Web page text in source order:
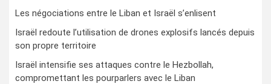
Les négociations entre le Liban et Israël s’enlisent
Israël redoute l’utilisation de drones explosifs lancés depuis
son propre territoire
Israël intensifie ses attaques contre le Hezbollah,
compromettant les pourparlers avec le Liban